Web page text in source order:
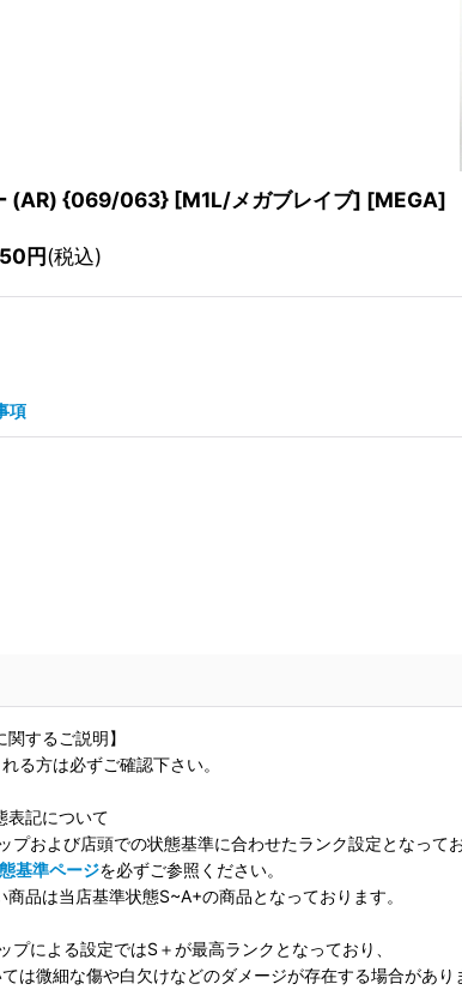
(AR) {069/063} [M1L/メガブレイブ] [MEGA]
円(税込)
項
関するご説明】
る方は必ずご確認下さい。
表記について
プおよび店頭での状態基準に合わせたランク設定となってお
基準ページを必ずご参照ください。
商品は当店基準状態S~A+の商品となっております。
プによる設定ではS＋が最高ランクとなっており、
は微細な傷や白欠けなどのダメージが存在する場合があり